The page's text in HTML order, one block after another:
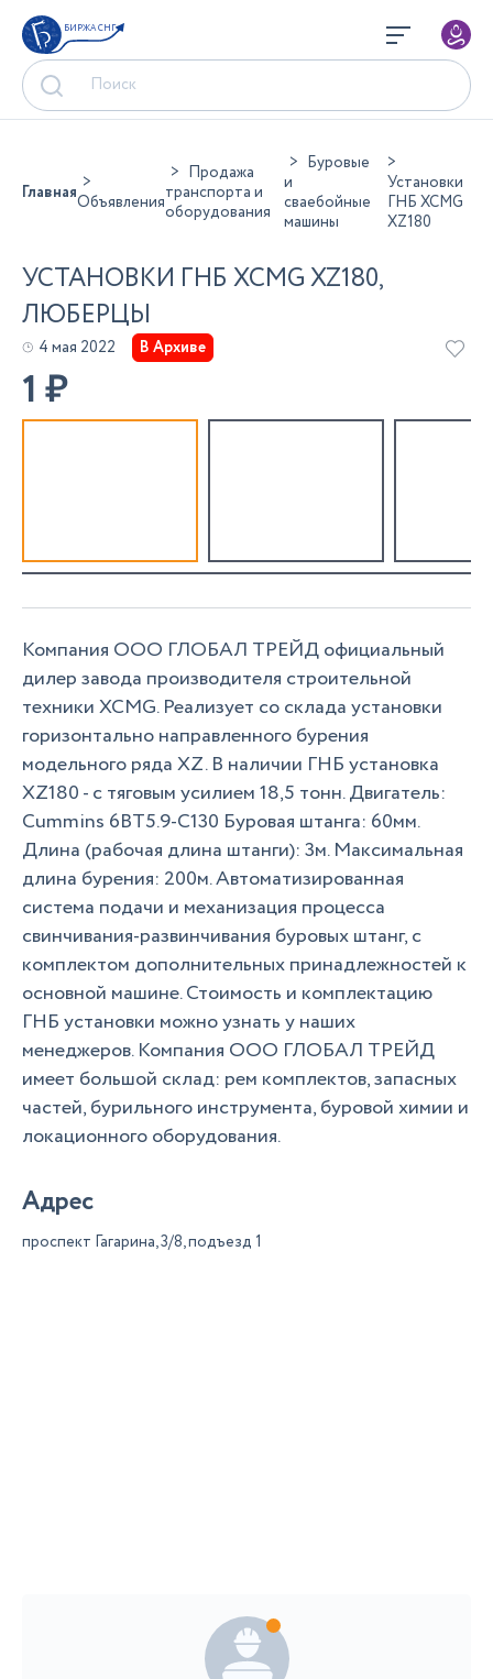
БИРЖА СНГ
ГлавнаяОбъявления
Продажа
транспорта и
оборудования
Буровые
и
сваебойные
машины
Установки
ГНБ XCMG
XZ180
УСТАНОВКИ ГНБ XCMG XZ180,
ЛЮБЕРЦЫ
4 мая 2022 В Архиве
1₽
Компания ООО ГЛОБАЛ ТРЕЙД официальный
дилер завода производителя строительной
техники XCMG. Реализует со склада установки
горизонтально направленного бурения
модельного ряда XZ. В наличии ГНБ установка
XZ180 - с тяговым усилием 18,5 тонн. Двигатель:
Cummins 6BT5.9-C130 Буровая штанга: 60мм.
Длина (рабочая длина штанги): 3м. Максимальная
длина бурения: 200м. Автоматизированная
система подачи и механизация процесса
свинчивания-развинчивания буровых штанг, с
комплектом дополнительных принадлежностей к
основной машине. Стоимость и комплектацию
ГНБ установки можно узнать у наших
менеджеров. Компания ООО ГЛОБАЛ ТРЕЙД
имеет большой склад: рем комплектов, запасных
частей, бурильного инструмента, буровой химии и
локационного оборудования.
Адрес
проспект Гагарина, 3/8, подъезд 1